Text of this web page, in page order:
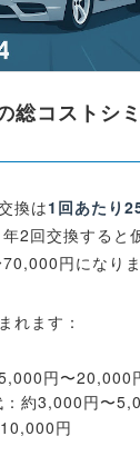
総コストシ
換は1回あたり
2回交換すると
円になりま
れます：
円〜20,000
：約3,000円〜
円